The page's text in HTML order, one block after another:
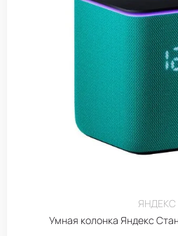
ЯНДЕКС
Умная колонка Яндекс